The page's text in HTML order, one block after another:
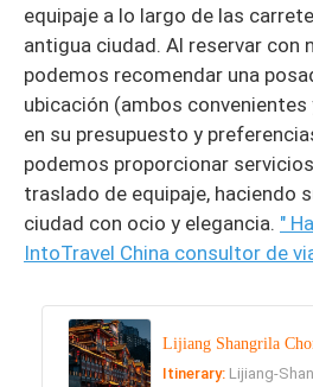
equipaje a lo largo de las
antigua ciudad. Al reservar con
podemos recomendar una
ubicación (ambos
en su presupuesto y
podemos proporcionar
traslado de equipaje, haciendo
ciudad con ocio y elegancia. "
IntoTravel China consultor de
Lijiang Shangrila
Itinerary: Lijiang-